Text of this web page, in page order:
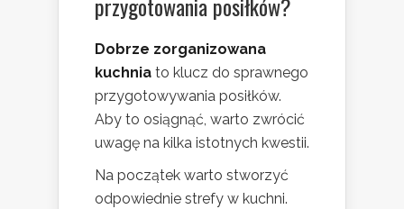
Dobrze zorganizowana
kuchnia to klucz do sprawnego
przygotowywania posiłków.
Aby to osiągnąć, warto zwrócić
uwagę na kilka istotnych kwestii.
Na początek warto stworzyć
odpowiednie strefy w kuchni.